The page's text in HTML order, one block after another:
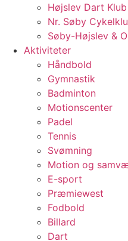
Højslev Dart Klub
Nr. Søby
Søby-Højslev &
Aktiviteter
Håndbold
Gymnastik
Badminton
Motionscenter
Padel
Tennis
Svømning
Motion og
E-sport
Præmiewest
Fodbold
Billard
Dart